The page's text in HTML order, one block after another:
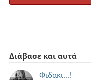
Διάβασε και αυτά
Φιδακι...!